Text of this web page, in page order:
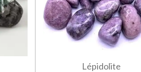
Lépidolite